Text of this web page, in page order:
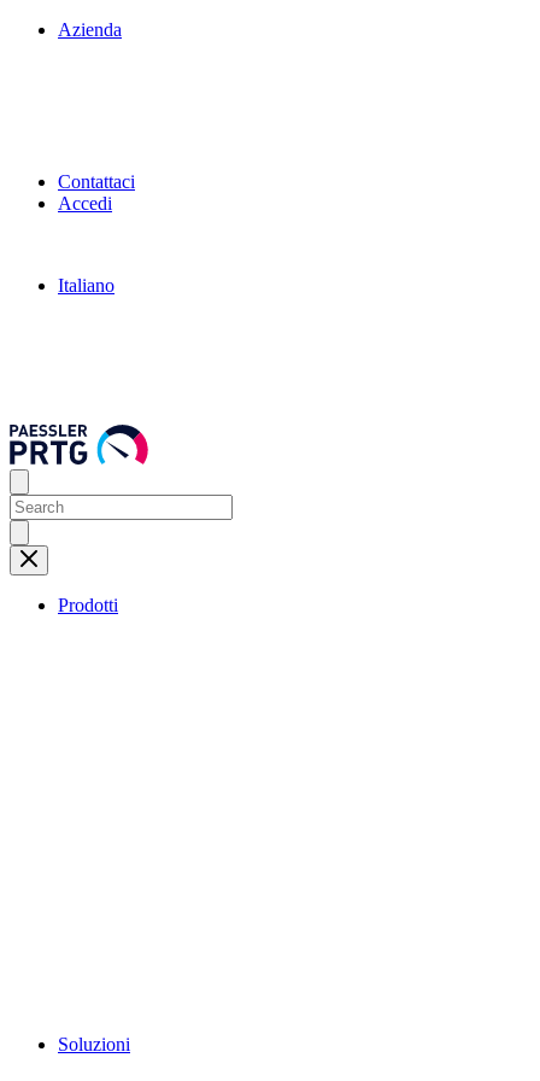
Azienda
Contattaci
Accedi
Italiano
Prodotti
Soluzioni